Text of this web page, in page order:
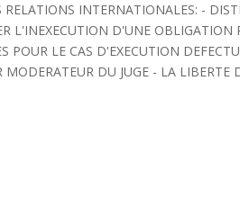
INTERNATIONALES: -
L'INEXECUTION D'UNE OBLIGATION
POUR LE CAS D'EXECUTION
DU JUGE - LA LIBERTE